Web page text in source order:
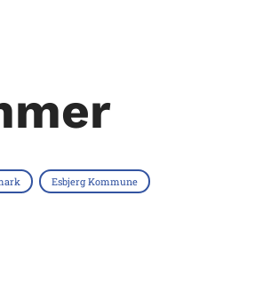
Esbjerg Kommune